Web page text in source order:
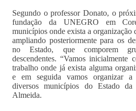
Segundo o professor Donato, o
fundação da UNEGRO em
municípios onde exista a organização
ampliando posteriormente para os
no Estado, que comporem
descendentes. “Vamos inicialmente
trabalho onde já exista alguma
e em seguida vamos organizar
diversos municípios do Estado da
Almeida.